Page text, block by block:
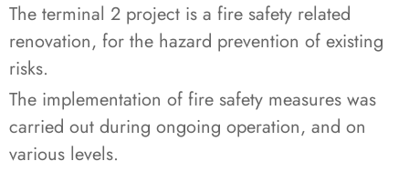
The terminal 2 project is a fire safety related
renovation, for the hazard prevention of existing
risks.
The implementation of fire safety measures was
carried out during ongoing operation, and on
various levels.